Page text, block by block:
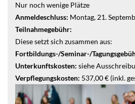
Nur noch wenige Plätze
Anmeldeschluss: Montag, 21.
Teilnahmegebühr:
Diese setzt sich zusammen aus:
Fortbildungs-/Seminar-/
Unterkunftskosten: siehe
Verpflegungskosten: 537,00 € (inkl.